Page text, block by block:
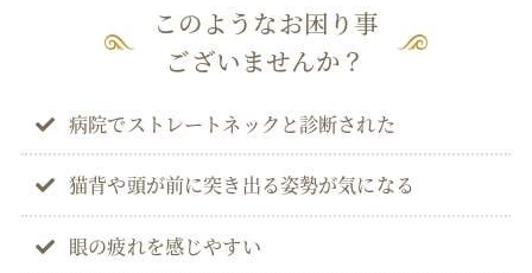
このようなお困り事
ございませんか？
病院でストレートネックと診断された
猫背や頭が前に突き出る姿勢が気になる
眼の疲れを感じやすい